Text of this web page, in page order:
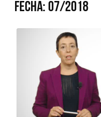
FECHA: 07/2018